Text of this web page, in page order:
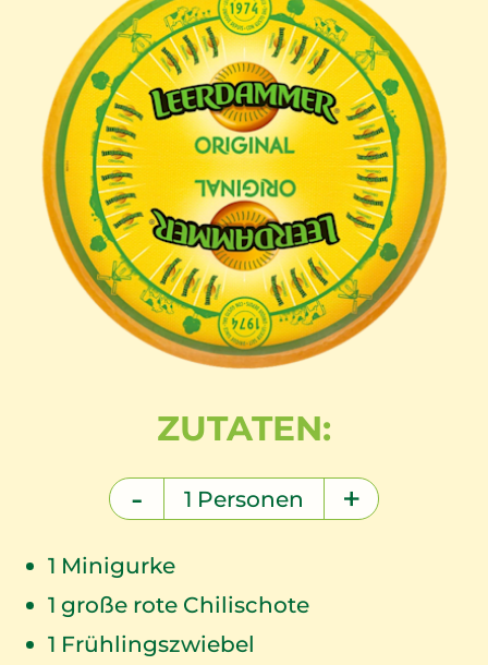
ZUTATEN:
- 1 Personen +
1 Minigurke
1 große rote Chilischote
1 Frühlingszwiebel